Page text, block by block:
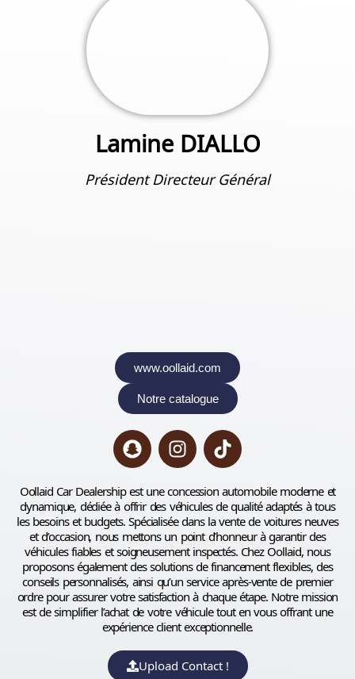
Lamine DIALLO
Président Directeur Général
www.oollaid.com
Notre catalogue
Oollaid Car Dealership est une concession automobile moderne et
dynamique, dédiée à offrir des véhicules de qualité adaptés à tous
les besoins et budgets. Spécialisée dans la vente de voitures neuves
et d’occasion, nous mettons un point d’honneur à garantir des
véhicules fiables et soigneusement inspectés. Chez Oollaid, nous
proposons également des solutions de financement flexibles, des
conseils personnalisés, ainsi qu’un service après-vente de premier
ordre pour assurer votre satisfaction à chaque étape. Notre mission
est de simplifier l’achat de votre véhicule tout en vous offrant une
expérience client exceptionnelle.
Upload Contact !